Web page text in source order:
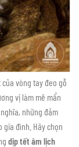
vòng tay đeo gỗ
vị làm mê mẩn
những đảm
đình. Hãy chọn
dịp tết âm lịch